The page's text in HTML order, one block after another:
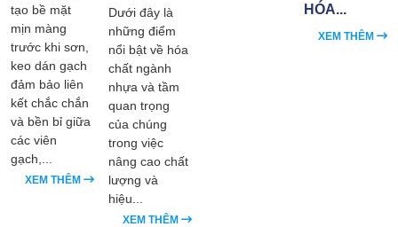
tạo bề mặt
mịn màng
trước khi sơn,
keo dán gạch
đảm bảo liên
kết chắc chắn
và bền bỉ giữa
các viên
gạch,...
XEM THÊM
Dưới đây là
những điểm
nổi bật về hóa
chất ngành
nhựa và tầm
quan trọng
của chúng
trong việc
nâng cao chất
lượng và
hiệu...
XEM THÊM
HÓA...
XEM THÊM